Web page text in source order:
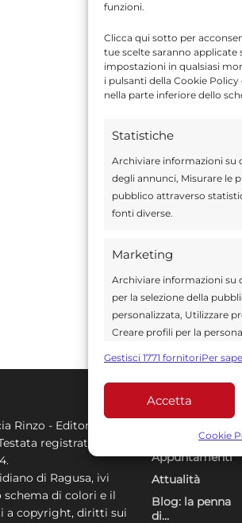
funzioni.
Clicca qui sotto per
tue scelte saranno applicate
impostazioni in qualsiasi
i pulsanti della Cookie
nella parte inferiore dello
Statistiche
Archiviare informazioni su
degli annunci, Misurare le
pubblico attraverso
fonti diverse.
Marketing
Archiviare informazioni su
per la selezione della
personalizzata, Utilizzare
Creare profili per la
Utilizzare dati limitati per
Funzionalità
Abbinare e combinare
Utilizzare dati di
Gestisci 1771 fornitoriPer
Accetta
Cookie
Rinzo - Editore QDR
registrata al
di Ragusa, ivi
di colori e il
a copyright, diritti sui
Appuntamenti
Attualità
Blog: la penna
di…